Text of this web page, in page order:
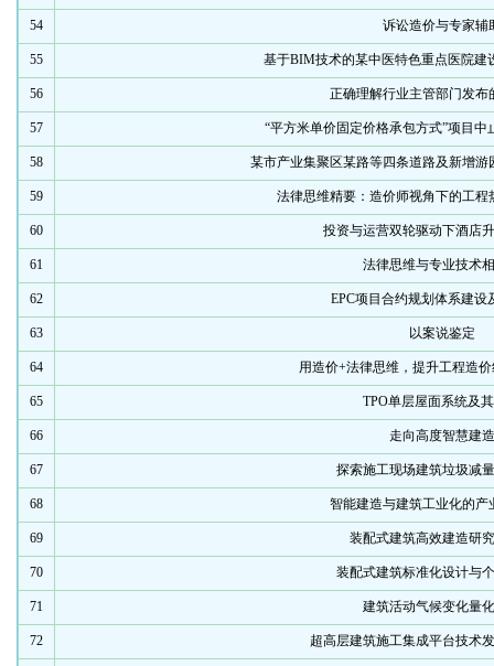
54 诉讼造价与专家辅
55 基于BIM技术的某中医特色重点医院建
56 正确理解行业主管部门发布
57 “平方米单价固定价格承包方式”项目中
58 某市产业集聚区某路等四条道路及新增游
59 法律思维精要：造价师视角下的工程
60 投资与运营双轮驱动下酒店
61 法律思维与专业技术
62 EPC项目合约规划体系建设
63 以案说鉴定
64 用造价+法律思维，提升工程造
65 TPO单层屋面系统及
66 走向高度智慧建造
67 探索施工现场建筑垃圾减
68 智能建造与建筑工业化的产
69 装配式建筑高效建造研
70 装配式建筑标准化设计与
71 建筑活动气候变化量
72 超高层建筑施工集成平台技术